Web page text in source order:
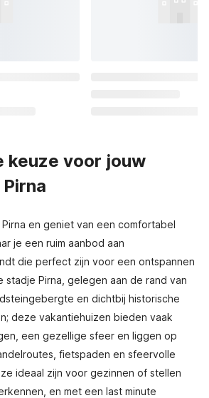
keuze voor jouw
en geniet van een comfortabel
je een ruim aanbod aan
die perfect zijn voor een ontspannen
stadje Pirna, gelegen aan de rand van
en dichtbij historische
deze vakantiehuizen bieden vaak
een gezellige sfeer en liggen op
fietspaden en sfeervolle
ideaal zijn voor gezinnen of stellen
en met een last minute